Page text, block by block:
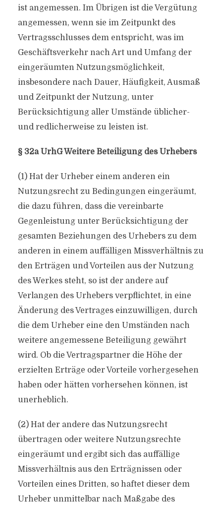
ist angemessen. Im Übrigen ist die Vergütung
angemessen, wenn sie im Zeitpunkt des
Vertragsschlusses dem entspricht, was im
Geschäftsverkehr nach Art und Umfang der
eingeräumten Nutzungsmöglichkeit,
insbesondere nach Dauer, Häufigkeit, Ausmaß
und Zeitpunkt der Nutzung, unter
Berücksichtigung aller Umstände üblicher-
und redlicherweise zu leisten ist.
§ 32a UrhG Weitere Beteiligung des Urhebers
(1) Hat der Urheber einem anderen ein
Nutzungsrecht zu Bedingungen eingeräumt,
die dazu führen, dass die vereinbarte
Gegenleistung unter Berücksichtigung der
gesamten Beziehungen des Urhebers zu dem
anderen in einem auffälligen Missverhältnis zu
den Erträgen und Vorteilen aus der Nutzung
des Werkes steht, so ist der andere auf
Verlangen des Urhebers verpflichtet, in eine
Änderung des Vertrages einzuwilligen, durch
die dem Urheber eine den Umständen nach
weitere angemessene Beteiligung gewährt
wird. Ob die Vertragspartner die Höhe der
erzielten Erträge oder Vorteile vorhergesehen
haben oder hätten vorhersehen können, ist
unerheblich.
(2) Hat der andere das Nutzungsrecht
übertragen oder weitere Nutzungsrechte
eingeräumt und ergibt sich das auffällige
Missverhältnis aus den Erträgnissen oder
Vorteilen eines Dritten, so haftet dieser dem
Urheber unmittelbar nach Maßgabe des